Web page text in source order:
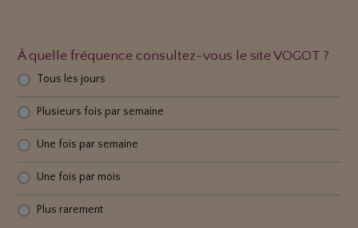
À quelle fréquence consultez-vous le site VOGOT ?
Tous les jours
Plusieurs fois par semaine
Une fois par semaine
Une fois par mois
Plus rarement